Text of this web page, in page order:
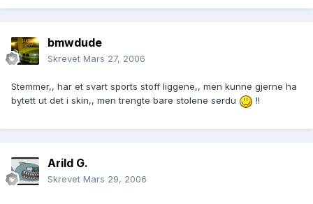
bmwdude
Skrevet Mars 27, 2006
Stemmer,, har et svart sports stoff liggene,, men kunne gjerne ha
bytett ut det i skin,, men trengte bare stolene serdu
!!
Arild G.
Skrevet Mars 29, 2006